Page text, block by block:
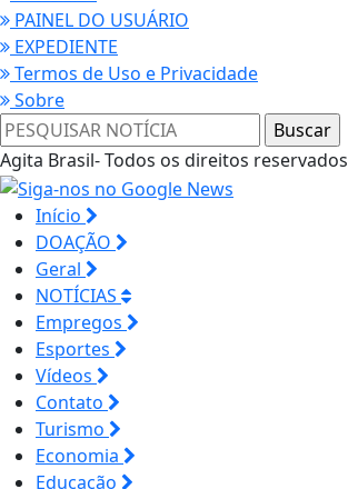
PAINEL DO USUÁRIO
EXPEDIENTE
Termos de Uso e Privacidade
Sobre
Agita Brasil- Todos os direitos
Início
DOAÇÃO
Geral
NOTÍCIAS
Empregos
Esportes
Vídeos
Contato
Turismo
Economia
Educação